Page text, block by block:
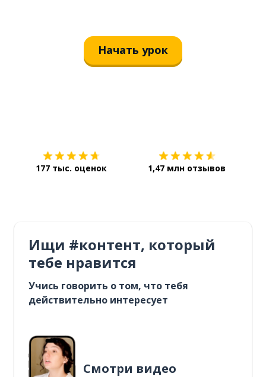
Начать урок
177 тыс. оценок 1,47 млн отзывов
Ищи #контент, который
тебе нравится
Учись говорить о том, что тебя
действительно интересует
Смотри видео